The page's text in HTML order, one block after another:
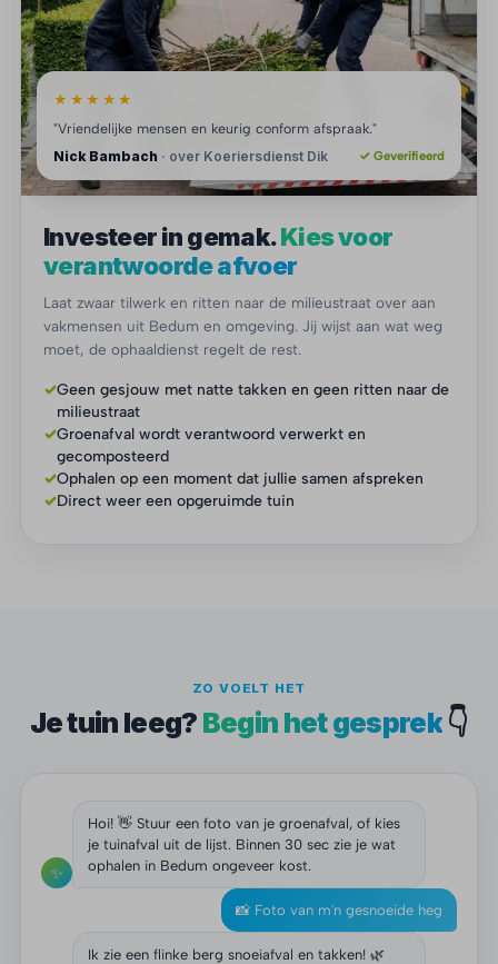
★★★★★
"Vriendelijke mensen en keurig conform afspraak."
Nick Bambach · over Koeriersdienst Dik ✓ Geverifieerd
Investeer in gemak.Kies voor
verantwoorde afvoer
Laat zwaar tilwerk en ritten naar de milieustraat over aan
vakmensen uit Bedum en omgeving. Jij wijst aan wat weg
moet, de ophaaldienst regelt de rest.
✓Geen gesjouw met natte takken en geen ritten naar de
milieustraat
✓Groenafval wordt verantwoord verwerkt en
gecomposteerd
✓Ophalen op een moment dat jullie samen afspreken
✓Direct weer een opgeruimde tuin
ZO VOELT HET
Je tuin leeg? Begin het gesprek👇
✨
Hoi! 👋 Stuur een foto van je groenafval, of kies
je tuinafval uit de lijst. Binnen 30 sec zie je wat
ophalen in Bedum ongeveer kost.
📸 Foto van m'n gesnoeide heg
Ik zie een flinke berg snoeiafval en takken! 🌿